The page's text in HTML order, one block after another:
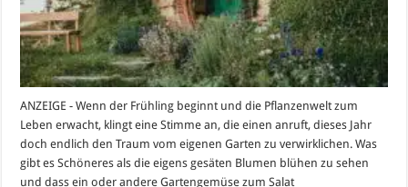
ANZEIGE - Wenn der Frühling beginnt und die Pflanzenwelt zum
Leben erwacht, klingt eine Stimme an, die einen anruft, dieses Jahr
doch endlich den Traum vom eigenen Garten zu verwirklichen. Was
gibt es Schöneres als die eigens gesäten Blumen blühen zu sehen
und dass ein oder andere Gartengemüse zum Salat